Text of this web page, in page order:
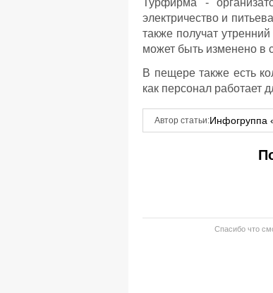
электричество и
также получат
может быть изменено в
В пещере также есть
как персонал работает
Автор статьи:Инфогруппа
Спасибо что